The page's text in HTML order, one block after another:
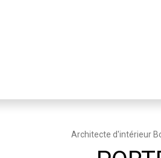
Architecte d'intérieur